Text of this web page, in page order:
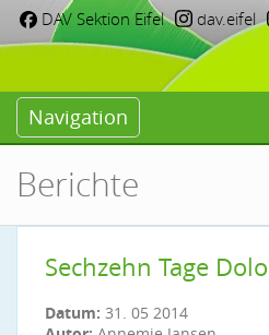
DAV Sektion Eifel
dav.eifel
Navigation
Berichte
Sechzehn Tage
Datum: 31. 05 2014